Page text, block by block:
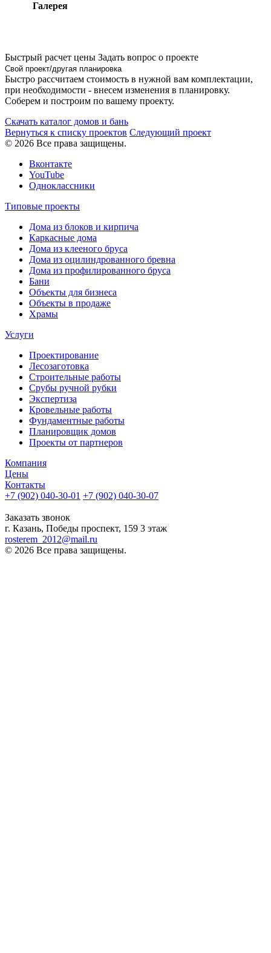
Галерея
Быстрый расчет цены Задать вопрос о проекте
Свой проект/другая планировка
Быстро рассчитаем стоимость в нужной вам комплектации,
при необходимости - внесем изменения в планировку.
Соберем и построим по вашему проекту.
Скачать каталог домов и бань
Вернуться к списку проектов Следующий проект
© 2026 Все права защищены.
Вконтакте
YouTube
Одноклассники
Типовые проекты
Дома из блоков и кирпича
Каркасные дома
Дома из клееного бруса
Дома из оцилиндрованного бревна
Дома из профилированного бруса
Бани
Объекты для бизнеса
Объекты в продаже
Храмы
Услуги
Проектирование
Лесозаготовка
Строительные работы
Срубы ручной рубки
Экспертиза
Кровельные работы
Фундаментные работы
Планировщик домов
Проекты от партнеров
Компания
Цены
Контакты
+7 (902) 040-30-01 +7 (902) 040-30-07
Заказать звонок
г. Казань, Победы проспект, 159 3 этаж
rosterem_2012@mail.ru
© 2026 Все права защищены.